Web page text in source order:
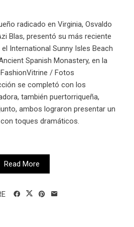
radicado en Virginia, Osvaldo
Blas, presentó su más reciente
International Sunny Isles Beach
Spanish Monastery, en la
/ Fotos
se completó con los
también puertorriqueña,
ambos lograron presentar un
toques dramáticos.
Read More